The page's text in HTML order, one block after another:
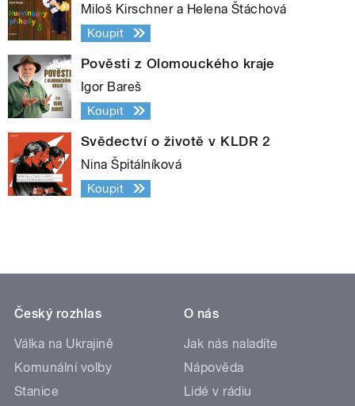
Miloš Kirschner a Helena Štáchová
Koupit
Pověsti z Olomouckého kraje
Igor Bareš
Koupit
Svědectví o životě v KLDR 2
Nina Špitálníková
Koupit
Český rozhlas
Válka na Ukrajině
Komunální volby
Stanice
O nás
Jak nás naladíte
Nápověda
Lidé v rádiu